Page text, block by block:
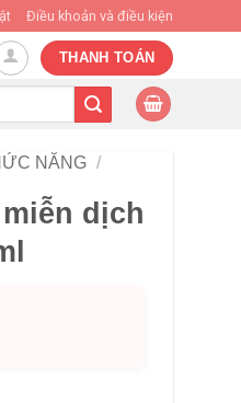
Điều khoản và điều kiện
THANH TOÁN
NĂNG /
dịch